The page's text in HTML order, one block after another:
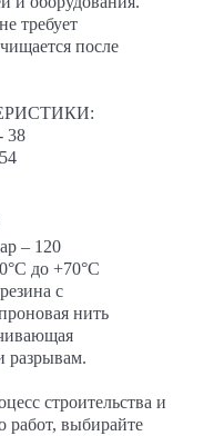
требует
после
38
– 120
до +70°C
с
нить
разрывам.
строительства и
работ, выбирайте